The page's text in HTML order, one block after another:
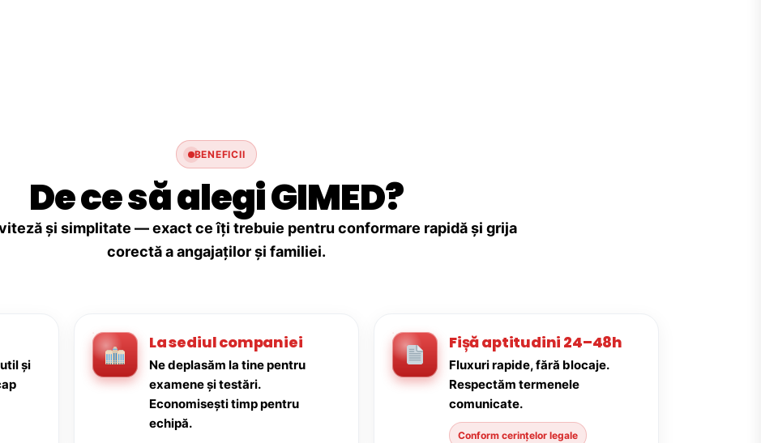
BENEFICII
De ce să alegi GIMED?
și simplitate — exact ce îți trebuie pentru conformare rapidă și grija
corectă a angajaților și familiei.
și
La sediul companiei
Ne deplasăm la tine pentru
examene și testări.
Economisești timp pentru
echipă.
Fișă aptitudini 24–48h
Fluxuri rapide, fără blocaje.
Respectăm termenele
comunicate.
Conform cerințelor legale